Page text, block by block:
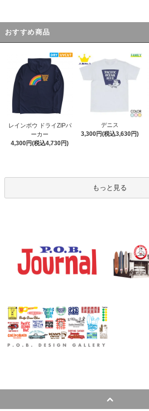
おすすめ商品
レインボウ ドライZIPパ
ーカー
4,300円(税込4,730円)
デニス
3,300円(税込3,630円)
もっと見る